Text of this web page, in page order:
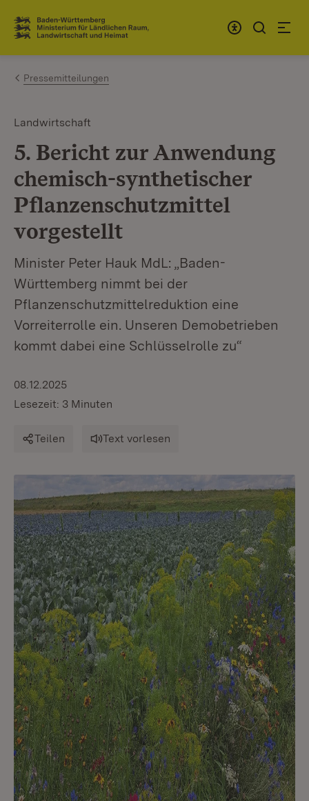
Zum Inhalt springen
Link zur Startseite
Pressemitteilungen
Landwirtschaft
5. Bericht zur Anwendung
chemisch-synthetischer
Pflanzenschutzmittel
vorgestellt
Minister Peter Hauk MdL: „Baden-
Württemberg nimmt bei der
Pflanzenschutzmittelreduktion eine
Vorreiterrolle ein. Unseren Demobetrieben
kommt dabei eine Schlüsselrolle zu“
08.12.2025
Lesezeit: 3 Minuten
Teilen Text vorlesen